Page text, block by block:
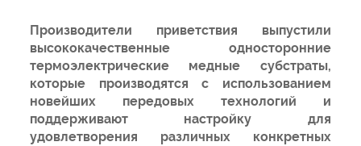
Производители приветствия выпустили
высококачественные односторонние
термоэлектрические медные субстраты,
которые производятся с использованием
новейших передовых технологий и
поддерживают настройку для
удовлетворения различных конкретных